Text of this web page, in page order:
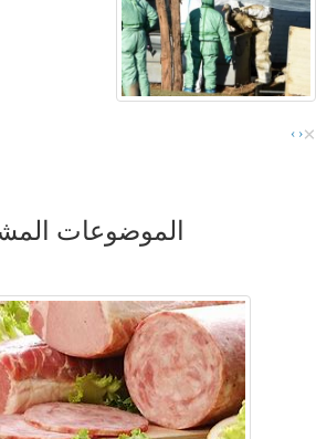
‹
› ×
الموضوعات